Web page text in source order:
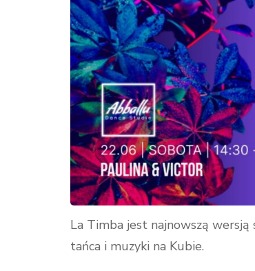
La Timba jest najnowszą
tańca i muzyki na Kubie.